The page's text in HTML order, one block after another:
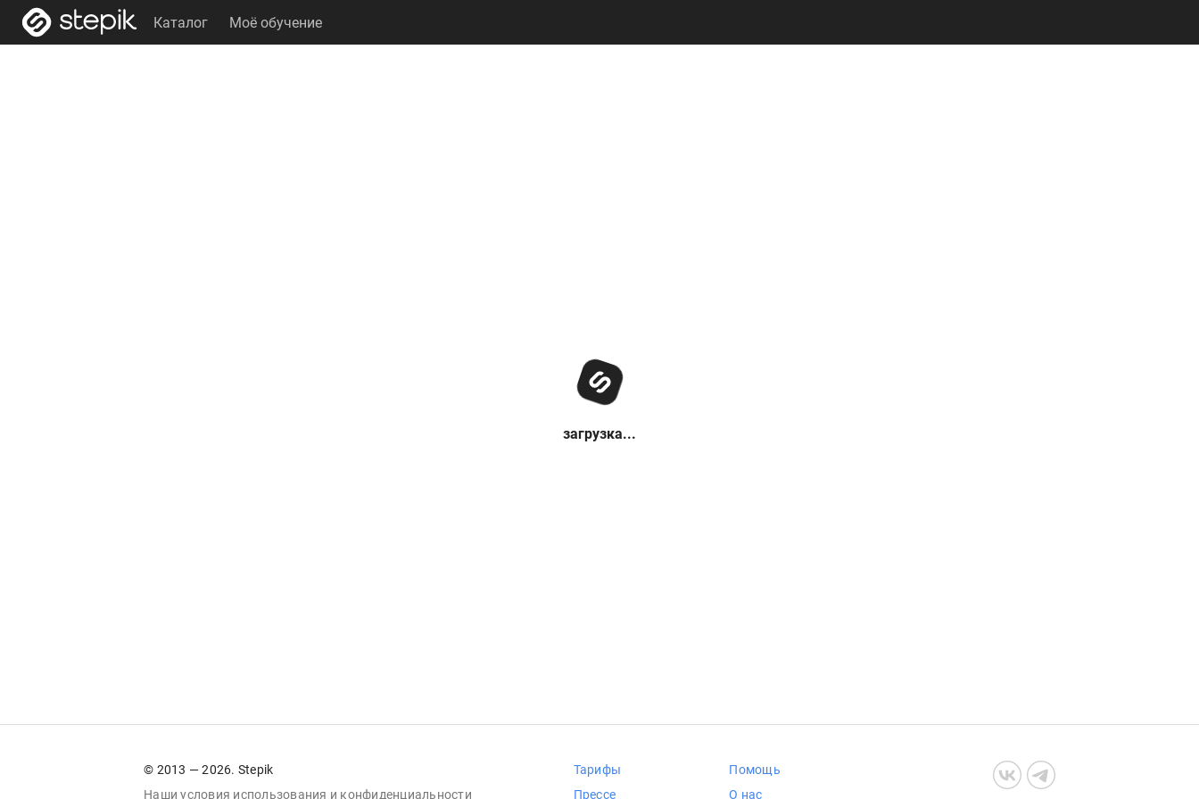
Каталог Моё обучение
загрузка...
© 2013 — 2026. Stepik
Наши условия использования и конфиденциальности
Тарифы
Прессе
Помощь
О нас